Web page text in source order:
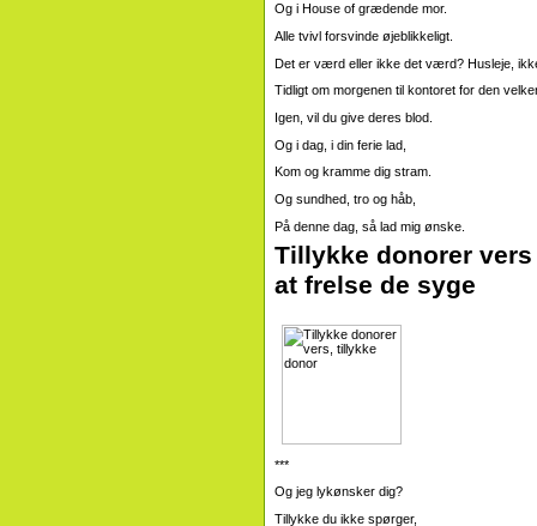
Og i House of grædende mor.
Alle tvivl forsvinde øjeblikkeligt.
Det er værd eller ikke det værd? Husleje,
Tidligt om morgenen til kontoret for den
Igen, vil du give deres blod.
Og i dag, i din ferie lad,
Kom og kramme dig stram.
Og sundhed, tro og håb,
På denne dag, så lad mig ønske.
Tillykke donorer
at frelse de syge
***
Og jeg lykønsker dig?
Tillykke du ikke spørger,